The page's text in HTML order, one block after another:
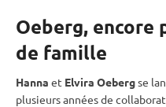
Oeberg, encore
de famille
Hanna et Elvira Oebergse
plusieurs années de